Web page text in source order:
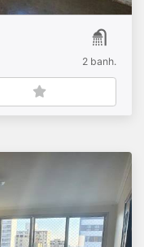
2 banh.